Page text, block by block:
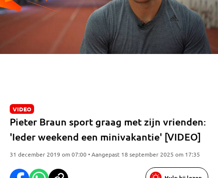
VIDEO
Pieter Braun sport graag met zijn vrienden:
'Ieder weekend een minivakantie' [VIDEO]
31 december 2019 om 07:00 • Aangepast 18 september 2025 om 17:35